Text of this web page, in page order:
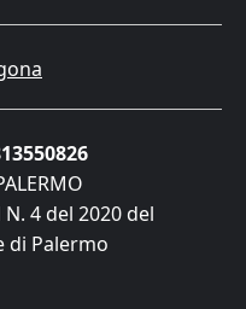
4 del 2020 del
di Palermo